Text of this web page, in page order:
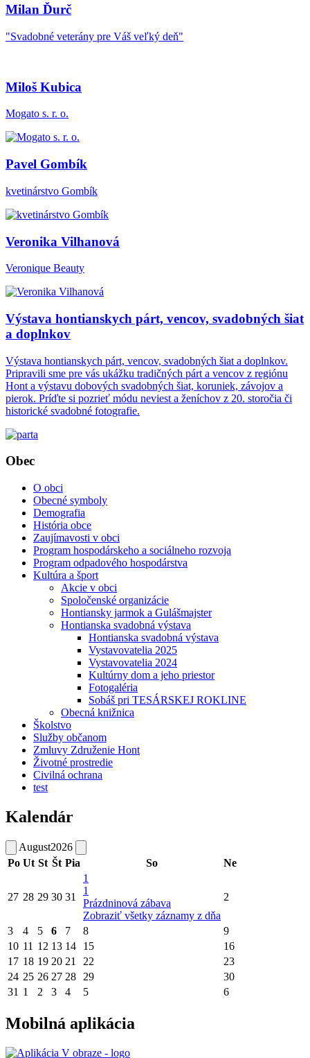
Milan Ďurč
"Svadobné veterány pre Váš veľký deň"
Miloš Kubica
Mogato s. r. o.
Pavel Gombík
kvetinárstvo Gombík
Veronika Vilhanová
Veronique Beauty
Výstava hontianskych párt, vencov, svadobných šiat
a doplnkov
Výstava hontianskych párt, vencov, svadobných šiat a doplnkov.
Pripravili sme pre vás ukážku tradičných párt a vencov z regiónu
Hont a výstavu dobových svadobných šiat, koruniek, závojov a
pierok. Príďte si pozrieť módu neviest a ženíchov z 20. storočia či
historické svadobné fotografie.
Obec
O obci
Obecné symboly
Demografia
História obce
Zaujímavosti v obci
Program hospodárskeho a sociálneho rozvoja
Program odpadového hospodárstva
Kultúra a šport
Akcie v obci
Spoločenské organizácie
Hontiansky jarmok a Gulášmajster
Hontianska svadobná výstava
Hontianska svadobná výstava
Vystavovatelia 2025
Vystavovatelia 2024
Kultúrny dom a jeho priestor
Fotogaléria
Sobáš pri TESÁRSKEJ ROKLINE
Obecná knižnica
Školstvo
Služby občanom
Zmluvy Združenie Hont
Životné prostredie
Civilná ochrana
test
Kalendár
August2026
Po Ut St Št Pia So Ne
27 28 29 30 31
1
1
Prázdninová zábava
Zobraziť všetky záznamy z dňa
2
3 4 5 6 7 8
9
10 11 12 13 14 15
16
17 18 19 20 21 22
23
24 25 26 27 28 29
30
31 1 2 3 4 5 6
Mobilná aplikácia